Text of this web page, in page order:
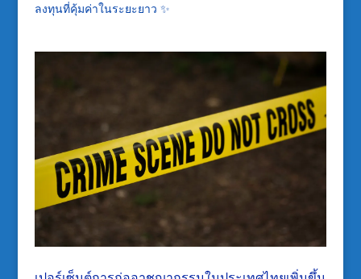
ลงทุนที่คุ้มค่าในระยะยาว ✨